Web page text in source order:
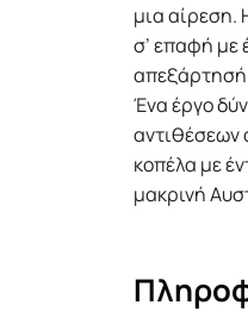
μια αίρεση.
σ’ επαφή με
απεξάρτησή
Ένα έργο
αντιθέσεων
κοπέλα με
μακρινή